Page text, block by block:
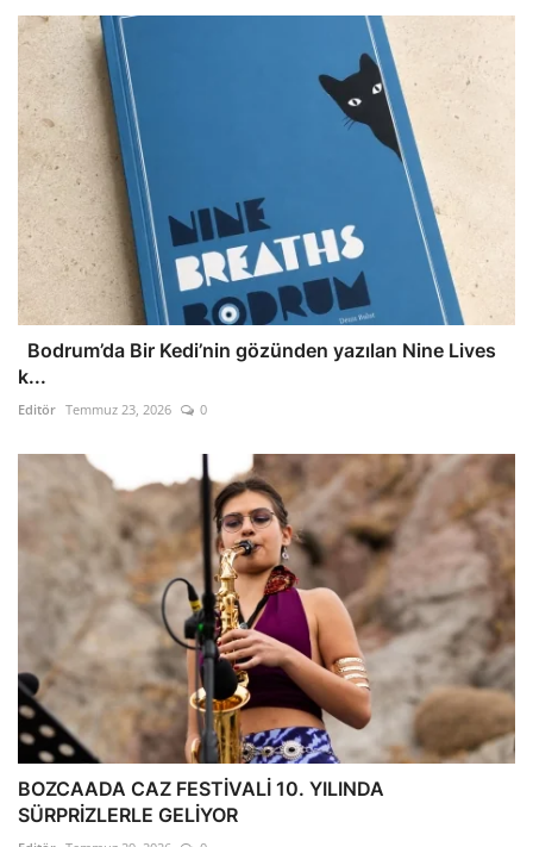
Bodrum’da Bir Kedi’nin gözünden yazılan Nine Lives
k...
Editör Temmuz 23, 2026 0
BOZCAADA CAZ FESTİVALİ 10. YILINDA
SÜRPRİZLERLE GELİYOR